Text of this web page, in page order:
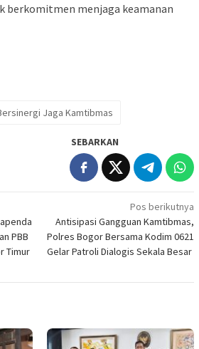
berkomitmen menjaga keamanan
Jaga Kamtibmas
SEBARKAN
PBB
Timur
Pos berikutnya
Antisipasi Gangguan Kamtibmas,
Polres Bogor Bersama Kodim 0621
Gelar Patroli Dialogis Sekala Besar